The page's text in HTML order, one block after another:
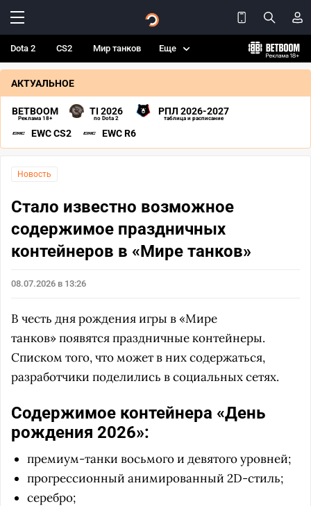
Dota 2 CS2 Мир танков Еще
АКТУАЛЬНОЕ
BETBOOM
Реклама 18+
TI 2026
по Dota 2
РПЛ 2026-2027
таблица и расписание
EWC CS2 EWC R6
Новость
Стало известно возможное
содержимое праздничных
контейнеров в «Мире танков»
08.07.2026 в 13:26
В честь дня рождения игры в «Мире
танков»появятся праздничные контейнеры.
Списком того, что может в них содержаться,
разработчики поделились в социальных сетях.
Содержимое контейнера «День
рождения 2026»:
премиум-танки восьмого и девятого уровней;
прогрессионный анимированный 2D-стиль;
серебро;